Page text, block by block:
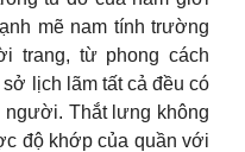
mẽ nam tính trường
trang, từ phong cách
lịch lãm tất cả đều có
người. Thắt lưng không
độ khớp của quần với